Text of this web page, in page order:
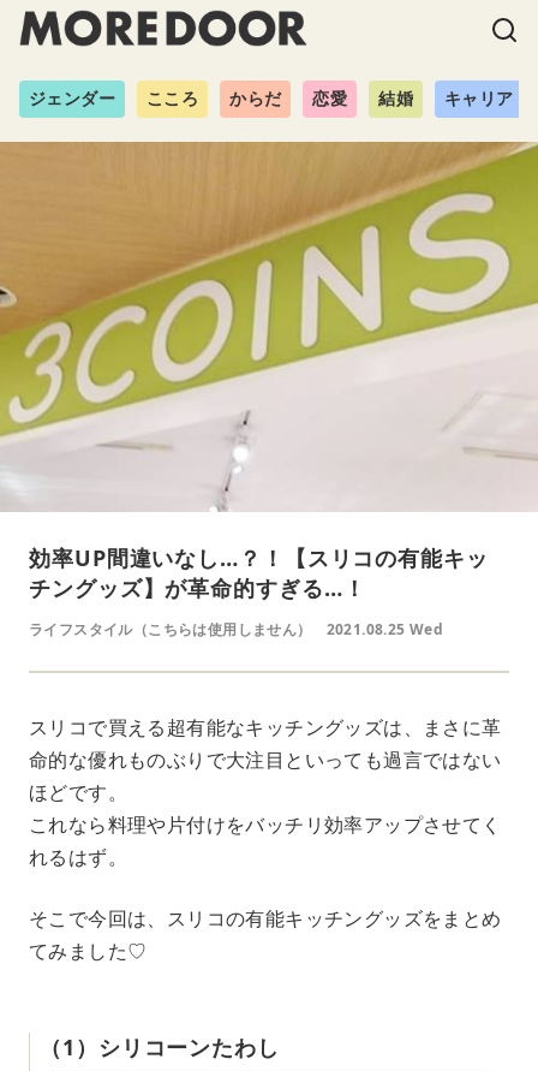
ジェンダー こころ からだ 恋愛 結婚 キャリア
効率UP間違いなし…？！【スリコの有能キッ
チングッズ】が革命的すぎる…！
ライフスタイル（こちらは使用しません） 2021.08.25 Wed
スリコで買える超有能なキッチングッズは、まさに革
命的な優れものぶりで大注目といっても過言ではない
ほどです。
これなら料理や片付けをバッチリ効率アップさせてく
れるはず。
そこで今回は、スリコの有能キッチングッズをまとめ
てみました♡
（1）シリコーンたわし